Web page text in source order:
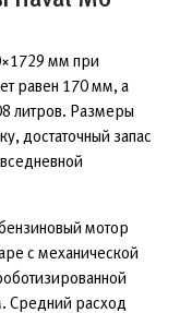
мм при
равен 170 мм, а
литров. Размеры
достаточный запас
мотор
с механической
Средний расход